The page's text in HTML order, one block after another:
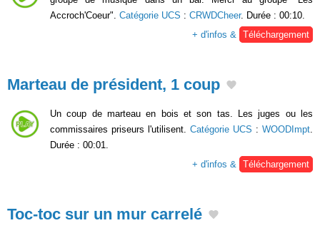
Accroch'Coeur". Catégorie UCS : CRWDCheer. Durée : 00:10.
+ d'infos & Téléchargement
Marteau de président, 1 coup
Un coup de marteau en bois et son tas. Les juges ou les
commissaires priseurs l'utilisent. Catégorie UCS : WOODImpt.
Durée : 00:01.
+ d'infos & Téléchargement
Toc-toc sur un mur carrelé